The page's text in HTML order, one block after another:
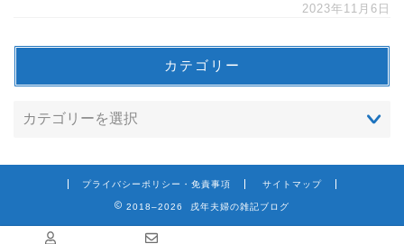
2023年11月6日
カテゴリー
プライバシーポリシー・免責事項 サイトマップ
2018–2026 戌年夫婦の雑記ブログ